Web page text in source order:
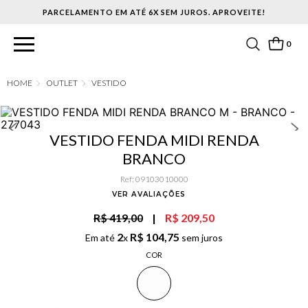
PARCELAMENTO EM ATÉ 6X SEM JUROS. APROVEITE!
0
OUTLET VESTIDO
VESTIDO FENDA MIDI RENDA
BRANCO
Ref: 09103010000
VER AVALIAÇÕES
R$ 419,00 | R$ 209,50
Em até 2x R$ 104,75 sem juros
COR